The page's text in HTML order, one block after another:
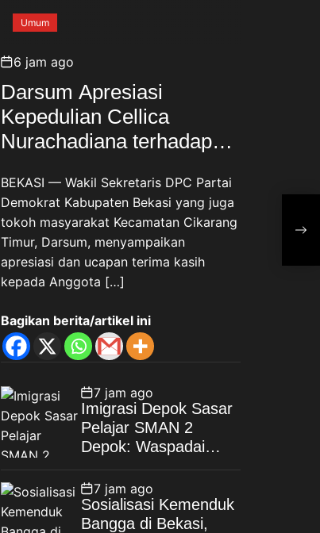
Umum
6 jam ago
Darsum Apresiasi
Kepedulian Cellica
Nurachadiana terhadap
Pengabdian yang Nyata
untuk Masyarakat
BEKASI — Wakil Sekretaris DPC Partai
Demokrat Kabupaten Bekasi yang juga
tokoh masyarakat Kecamatan Cikarang
Timur, Darsum, menyampaikan
apresiasi dan ucapan terima kasih
kepada Anggota […]
Bagikan berita/artikel ini
7 jam ago
Imigrasi Depok Sasar
Pelajar SMAN 2
Depok: Waspadai
Negeri, Poltekim Jadi
Jalan Masa Depan
7 jam ago
Sosialisasi Kemenduk
Bangga di Bekasi,